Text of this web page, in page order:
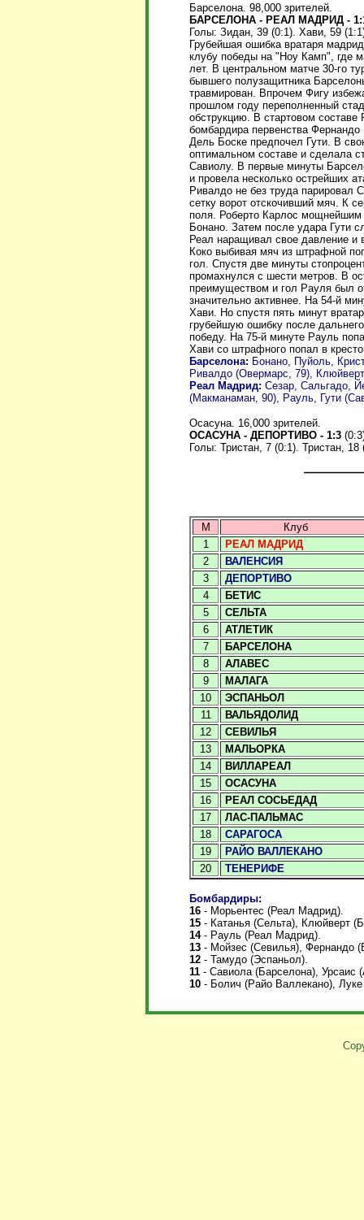
Барселона. 98,000 зрителей.
БАРСЕЛОНА - РЕАЛ МАДРИД -
Голы: Зидан, 39 (0:1). Хави, 59
Грубейшая ошибка вратаря
клубу победы на "Ноу Камп", где
лет. В центральном матче 30-го
бывшего полузащитника
травмирован. Впрочем Фигу
прошлом году переполненный
обструкцию. В стартовом составе
бомбардира первенства
Дель Боске предпочел Гути. В
оптимальном составе и сделала
Савиолу. В первые минуты
и провела несколько острейших
Ривалдо не без труда парировал
сетку ворот отскочивший мяч. К
поля. Роберто Карлос мощнейшим
Бонано. Затем после удара Гути
Реал наращивал свое давление и
Коко выбивая мяч из штрафной
гол. Спустя две минуты
промахнулся с шести метров. В
преимуществом и гол Рауля был
значительно активнее. На 54-й
Хави. Но спустя пять минут
грубейшую ошибку после
победу. На 75-й минуте Рауль
Хави со штрафного попал в
Барселона: Бонано, Пуйоль,
Ривалдо (Овермарс, 79),
Реал Мадрид: Сезар, Сальгадо,
(Макманаман, 90), Рауль, Гути
Осасуна. 16,000 зрителей.
ОСАСУНА - ДЕПОРТИВО - 1:3
Голы: Тристан, 7 (0:1). Тристан,
М
Клуб
1
РЕАЛ МАДРИД
2
ВАЛЕНСИЯ
3
ДЕПОРТИВО
4
БЕТИС
5
СЕЛЬТА
6
АТЛЕТИК
7
БАРСЕЛОНА
8
АЛАВЕС
9
МАЛАГА
10
ЭСПАНЬОЛ
11
ВАЛЬЯДОЛИД
12
СЕВИЛЬЯ
13
МАЛЬОРКА
14
ВИЛЛАРЕАЛ
15
ОСАСУНА
16
РЕАЛ СОСЬЕДАД
17
ЛАС-ПАЛЬМАС
18
САРАГОСА
19
РАЙО ВАЛЛЕКАНО
20
ТЕНЕРИФЕ
Бомбардиры:
16 - Морьентес (Реал Мадрид).
15 - Катанья (Сельта), Клюйверт
14 - Рауль (Реал Мадрид).
13 - Мойзес (Севилья), Фернандо
12 - Тамудо (Эспаньол).
11 - Савиола (Барселона), Урсаис
10 - Болич (Райо Валлекано),